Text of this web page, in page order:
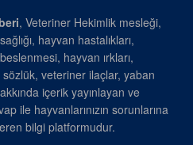
, Veteriner Hekimlik mesleği,
hayvan hastalıkları,
hayvan ırkları,
veteriner ilaçlar, yaban
içerik yayınlayan ve
ile hayvanlarınızın sorunlarına
bilgi platformudur.